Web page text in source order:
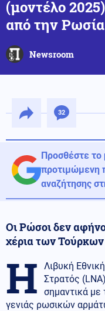
(μοντέλο
από την Ρωσία
Newsroom
32
Προσθέστε
προτιμώμενη
αναζήτησης
Οι Ρώσοι δεν
χέρια των Τούρκων
Η
Λιβυκή
Στρατός
σημαντικά
γενιάς ρωσικών